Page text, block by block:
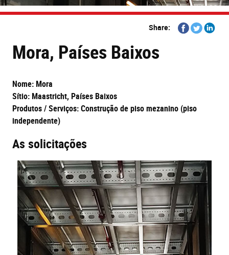
Share:
Share
on
Share
on
Share
Mora, Países Baixos
Nome: Mora
Sítio: Maastricht, Países Baixos
Produtos / Serviços: Construção de piso mezanino (piso
independente)
As solicitações